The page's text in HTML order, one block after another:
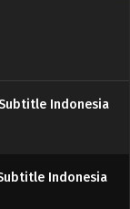
Indonesia
Indonesia